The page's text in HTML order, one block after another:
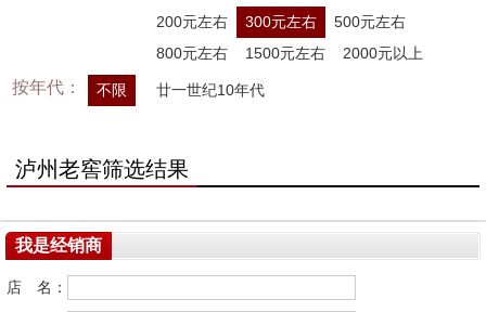
200元左右
300元左右
500元左右
800元左右
1500元左右 2000元以上
按年代： 不限 廿一世纪10年代
泸州老窖筛选结果
我是经销商
店 名：